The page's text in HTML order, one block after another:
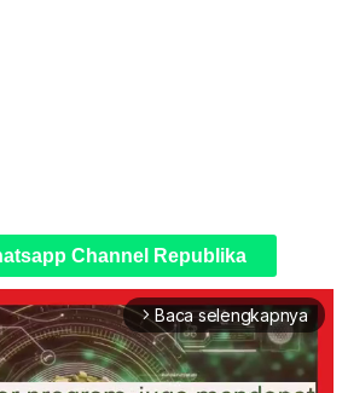
Channel Republika
arrow_forward_ios Baca selengkapnya